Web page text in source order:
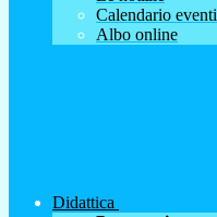
Calendario eventi
Albo online
Didattica